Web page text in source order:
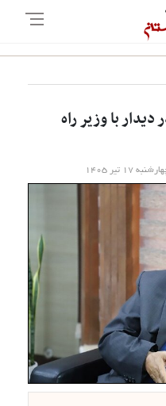
با وزیر راه
۱۷ تير ۱۴۰۵